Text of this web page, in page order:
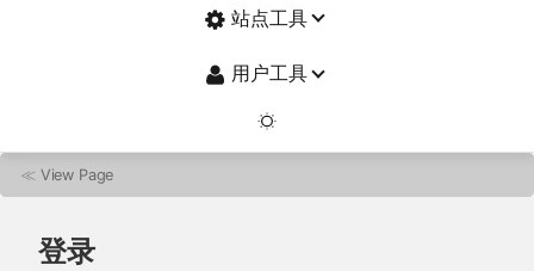
站点工具
用户工具
≪ View Page
登录